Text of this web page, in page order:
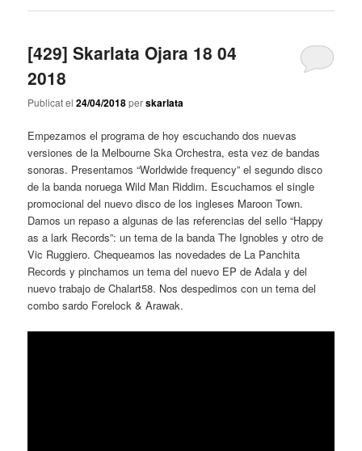
[429] Skarlata Ojara 18 04
2018
Publicat el24/04/2018perskarlata
Empezamos el programa de hoy escuchando dos nuevas
versiones de la Melbourne Ska Orchestra, esta vez de bandas
sonoras. Presentamos “Worldwide frequency” el segundo disco
de la banda noruega Wild Man Riddim. Escuchamos el single
promocional del nuevo disco de los ingleses Maroon Town.
Damos un repaso a algunas de las referencias del sello “Happy
as a lark Records”: un tema de la banda The Ignobles y otro de
Vic Ruggiero. Chequeamos las novedades de La Panchita
Records y pinchamos un tema del nuevo EP de Adala y del
nuevo trabajo de Chalart58. Nos despedimos con un tema del
combo sardo Forelock & Arawak.